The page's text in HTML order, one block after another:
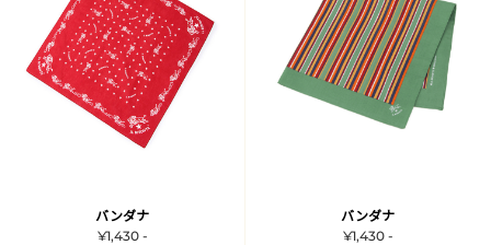
バンダナ
¥1,430 -
バンダナ
¥1,430 -